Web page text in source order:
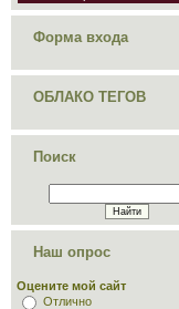
Форма входа
ОБЛАКО ТЕГОВ
Поиск
Наш опрос
Оцените мой сайт
Отлично